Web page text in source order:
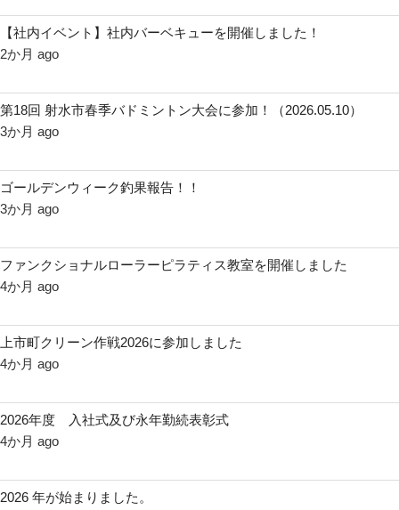
【社内イベント】社内バーベキューを開催しました！
2か月 ago
第18回 射水市春季バドミントン大会に参加！（2026.05.10）
3か月 ago
ゴールデンウィーク釣果報告！！
3か月 ago
ファンクショナルローラーピラティス教室を開催しました
4か月 ago
上市町クリーン作戦2026に参加しました
4か月 ago
2026年度 入社式及び永年勤続表彰式
4か月 ago
2026 年が始まりました。